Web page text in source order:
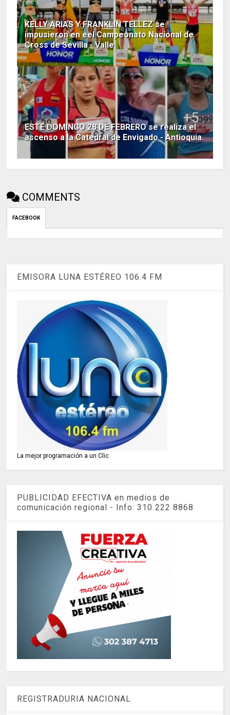
KELLY ARIAS Y FRANKLIN TELLEZ se
impusieron en eel Campeonato Nacional de
Cross de Sevilla - Valle
ESTE DOMINGO 28 DE FEBRERO se realiza el
ascenso a la Catedral de Envigado - Antioquia.
COMMENTS
FACEBOOK
EMISORA LUNA ESTÉREO 106.4 FM
La mejor programación a un Clic
PUBLICIDAD EFECTIVA en medios de
comunicación regional - Info: 310 222 8868
REGISTRADURIA NACIONAL